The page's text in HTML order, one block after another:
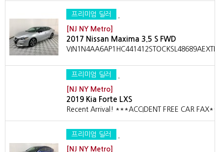
프리미엄 딜러
[NJ NY Metro]
2017 Nissan Maxima 3.5 S FWD
프리미엄 딜러
[NJ NY Metro]
2019 Kia Forte LXS
Recent Arrival! ***ACCIDENT FREE CAR
프리미엄 딜러
[NJ NY Metro]